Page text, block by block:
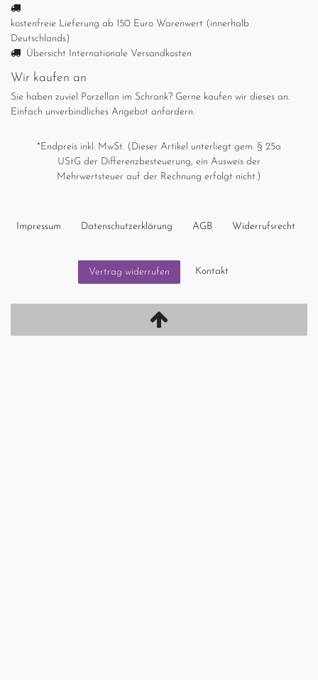
kostenfreie Lieferung ab 150 Euro Warenwert (innerhalb
Deutschlands)
Übersicht Internationale Versandkosten
Wir kaufen an
Sie haben zuviel Porzellan im Schrank? Gerne kaufen wir dieses an.
Einfach unverbindliches Angebot anfordern.
*Endpreis inkl. MwSt. (Dieser Artikel unterliegt gem. § 25a
UStG der Differenzbesteuerung, ein Ausweis der
Mehrwertsteuer auf der Rechnung erfolgt nicht.)
Impressum Daten­schutz­erklärung AGB Widerrufs­recht
Vertrag widerrufen Kontakt